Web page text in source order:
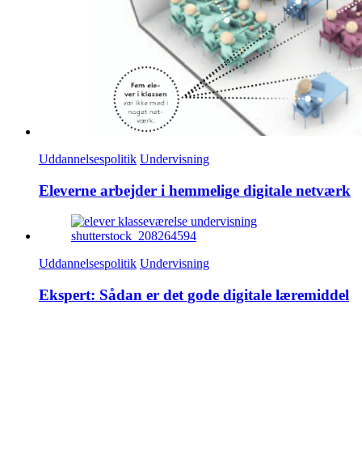
Uddannelsespolitik Undervisning
Eleverne arbejder i hemmelige digitale netværk
Uddannelsespolitik Undervisning
Ekspert: Sådan er det gode digitale læremiddel